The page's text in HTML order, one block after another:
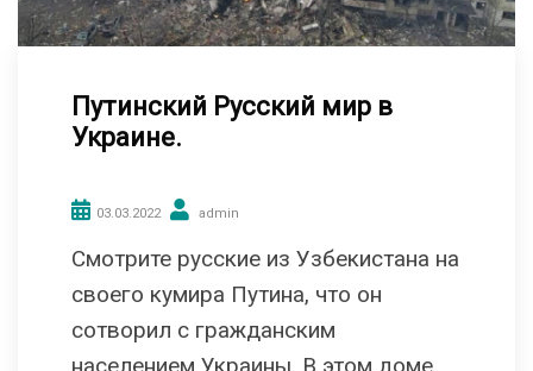
Путинский Русский мир в
Украине.
03.03.2022 admin
Смотрите русские из Узбекистана на
своего кумира Путина, что он
сотворил с гражданским